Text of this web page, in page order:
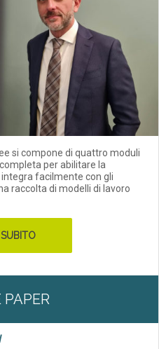
si compone di quattro moduli
per abilitare la
facilmente con gli
raccolta di modelli di lavoro